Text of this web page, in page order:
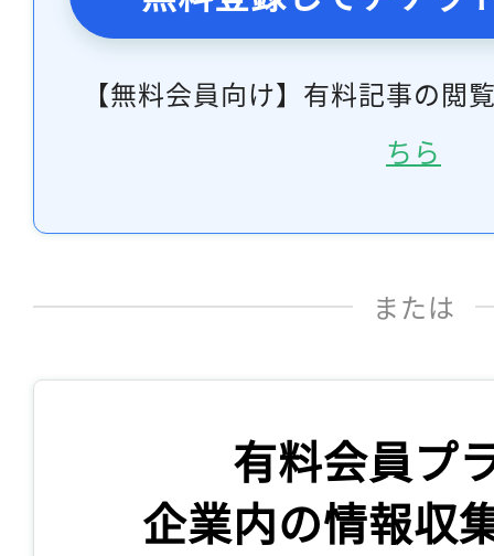
【無料会員向け】有料記事の閲
ちら
または
有料会員プ
企業内の情報収